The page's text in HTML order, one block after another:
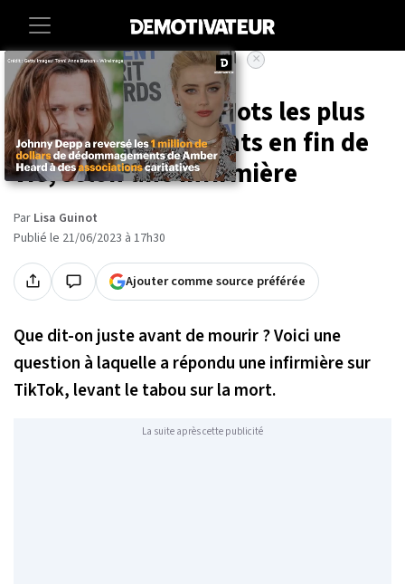
Accueil Lifestyle
Voici les derniers mots les plus
courants des patients en fin de
vie, selon une infirmière
Par Lisa Guinot
Publié le 21/06/2023 à 17h30
Ajouter comme source préférée
Que dit-on juste avant de mourir ? Voici une
question à laquelle a répondu une infirmière sur
TikTok, levant le tabou sur la mort.
La suite après cette publicité
×